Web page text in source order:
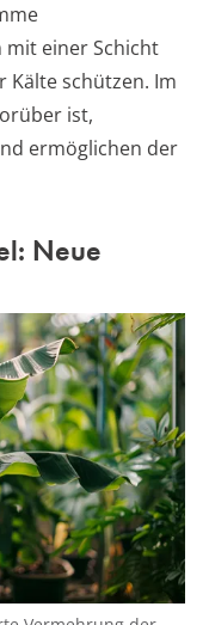
mit einer Schicht
Kälte schützen. Im
ist,
ermöglichen der
Neue